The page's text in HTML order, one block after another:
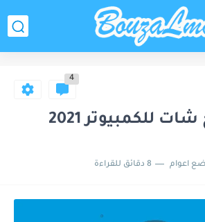
4
للكمبيوتر 2021
اعوام 8 دقائق للقراءة